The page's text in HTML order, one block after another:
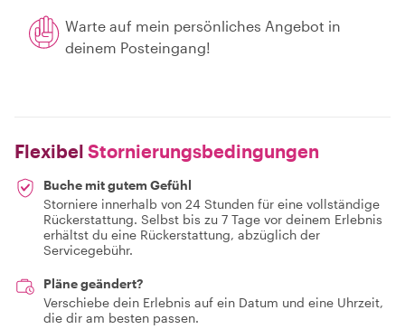
Warte auf mein persönliches Angebot in
deinem Posteingang!
Flexibel Stornierungsbedingungen
Buche mit gutem Gefühl
Storniere innerhalb von 24 Stunden für eine vollständige
Rückerstattung. Selbst bis zu 7 Tage vor deinem Erlebnis
erhältst du eine Rückerstattung, abzüglich der
Servicegebühr.
Pläne geändert?
Verschiebe dein Erlebnis auf ein Datum und eine Uhrzeit,
die dir am besten passen.